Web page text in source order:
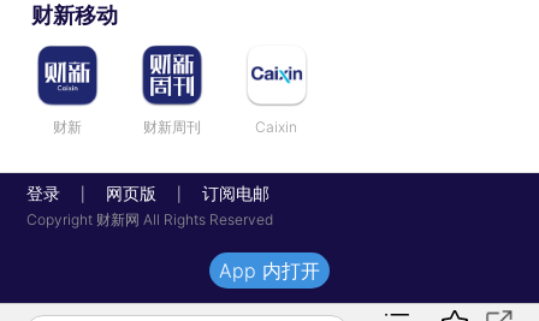
财新移动
财新 财新周刊 Caixin
登录 网页版 订阅电邮
Copyright 财新网 All Rights Reserved
App 内打开